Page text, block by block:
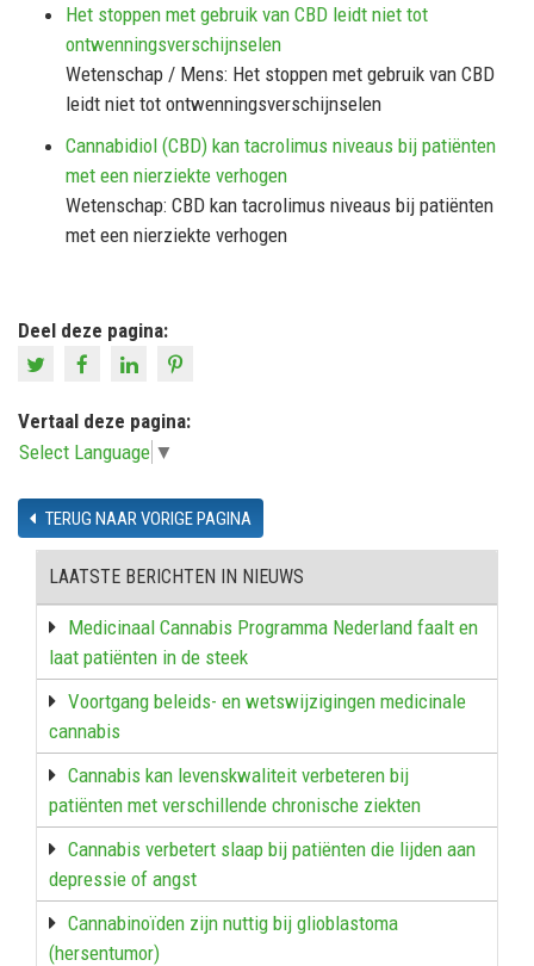
Het stoppen met gebruik van CBD leidt niet tot
ontwenningsverschijnselen
Wetenschap / Mens: Het stoppen met gebruik van CBD
leidt niet tot ontwenningsverschijnselen
Cannabidiol (CBD) kan tacrolimus niveaus bij patiënten
met een nierziekte verhogen
Wetenschap: CBD kan tacrolimus niveaus bij patiënten
met een nierziekte verhogen
Deel deze pagina:
Vertaal deze pagina:
Select Language ▼
TERUG NAAR VORIGE PAGINA
LAATSTE BERICHTEN IN NIEUWS
Medicinaal Cannabis Programma Nederland faalt en
laat patiënten in de steek
Voortgang beleids- en wetswijzigingen medicinale
cannabis
Cannabis kan levenskwaliteit verbeteren bij
patiënten met verschillende chronische ziekten
Cannabis verbetert slaap bij patiënten die lijden aan
depressie of angst
Cannabinoïden zijn nuttig bij glioblastoma
(hersentumor)